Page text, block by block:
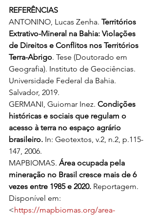
REFERÊNCIAS
ANTONINO, Lucas Zenha. Territórios
Extrativo-Mineral na Bahia: Violações
de Direitos e Conflitos nos Territórios
Terra-Abrigo. Tese (Doutorado em
Geografia). Instituto de Geociências.
Universidade Federal da Bahia.
Salvador, 2019.
GERMANI, Guiomar Inez. Condições
históricas e sociais que regulam o
acesso à terra no espaço agrário
brasileiro. In: Geotextos, v.2, n.2, p.115-
147, 2006.
MAPBIOMAS. Área ocupada pela
mineração no Brasil cresce mais de 6
vezes entre 1985 e 2020. Reportagem.
Disponível em:
<https://mapbiomas.org/area-